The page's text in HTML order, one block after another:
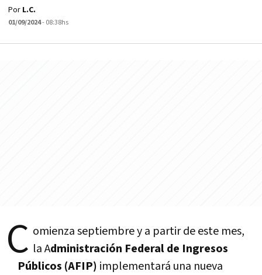
Por L.C.
01/09/2024- 08:38hs
C omienza septiembre y a partir de este mes,
la Administración Federal de Ingresos
Públicos (AFIP) implementará una nueva